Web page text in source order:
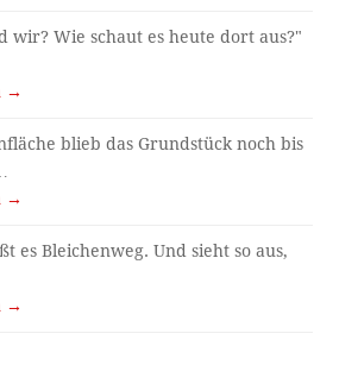
wir? Wie schaut es heute dort aus?"
→
blieb das Grundstück noch bis
→
es Bleichenweg. Und sieht so aus,
→